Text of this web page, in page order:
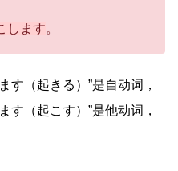
します。
す（起きる）”是自动词，
す（起こす）”是他动词，